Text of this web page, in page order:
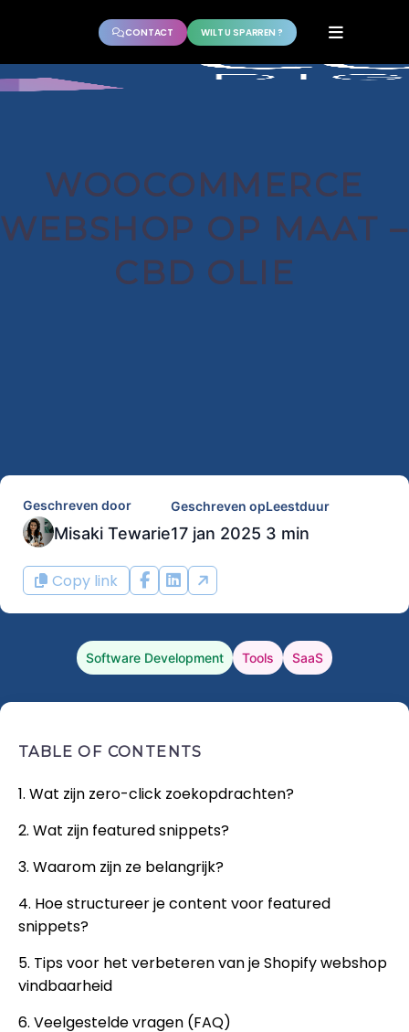
CONTACT WILT U SPARREN ?
WOOCOMMERCE
WEBSHOP OP MAAT –
CBD OLIE
Geschreven door
Misaki Tewarie
Geschreven op
17 jan 2025
Leestduur
3 min
Copy link
Software Development Tools SaaS
TABLE OF CONTENTS
1. Wat zijn zero-click zoekopdrachten?
2. Wat zijn featured snippets?
3. Waarom zijn ze belangrijk?
4. Hoe structureer je content voor featured
snippets?
5. Tips voor het verbeteren van je Shopify webshop
vindbaarheid
6. Veelgestelde vragen (FAQ)